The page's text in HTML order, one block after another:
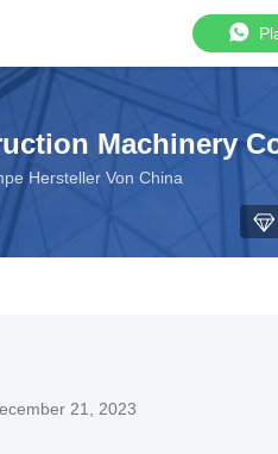
Machinery
Hersteller Von China
21, 2023